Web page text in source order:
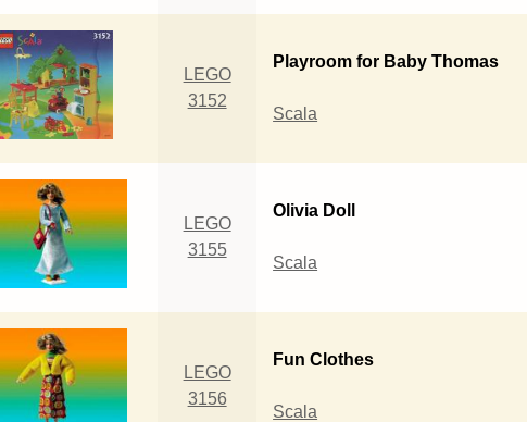
LEGO
3152
Playroom for Baby Thomas
Scala
LEGO
3155
Olivia Doll
Scala
LEGO
3156
Fun Clothes
Scala